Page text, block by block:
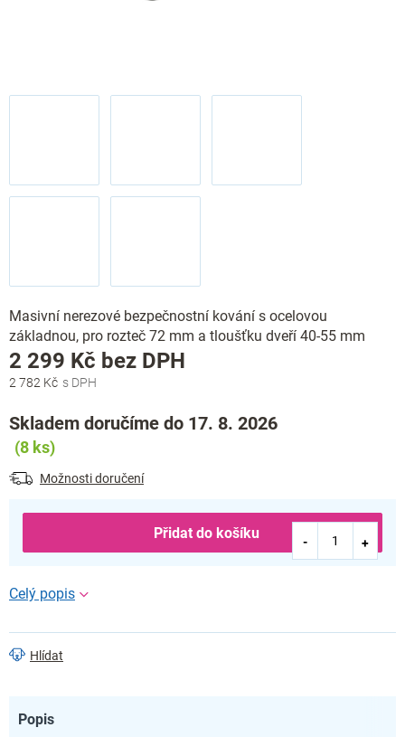
Masivní nerezové bezpečnostní kování s ocelovou
základnou, pro rozteč 72 mm a tloušťku dveří 40-55 mm
2 782 Kč
2 299 Kč bez DPH
Skladem doručíme do 17. 8. 2026
(8 ks)
Možnosti doručení
Přidat do košíku
Hlídat
Popis